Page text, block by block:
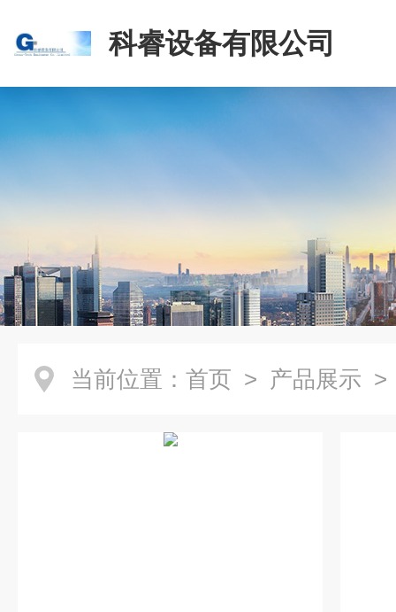
科睿设备有限公司
当前位置： 首页 > 产品展示